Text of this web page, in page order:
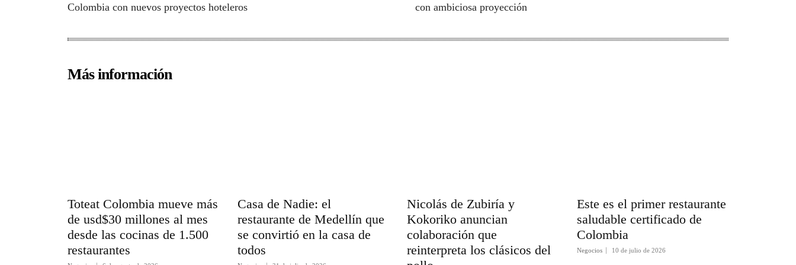
Colombia con nuevos proyectos hoteleros con ambiciosa proyección
Más información
Toteat Colombia mueve más
de usd$30 millones al mes
desde las cocinas de 1.500
restaurantes
Casa de Nadie: el
restaurante de Medellín que
se convirtió en la casa de
todos
Nicolás de Zubiría y
Kokoriko anuncian
colaboración que
reinterpreta los clásicos del
Este es el primer restaurante
saludable certificado de
Colombia
Negocios 10 de julio de 2026